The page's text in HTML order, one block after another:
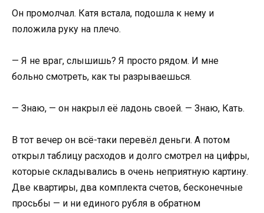
Он промолчал. Катя встала, подошла к нему и
положила руку на плечо.
— Я не враг, слышишь? Я просто рядом. И мне
больно смотреть, как ты разрываешься.
— Знаю, — он накрыл её ладонь своей. — Знаю, Кать.
В тот вечер он всё-таки перевёл деньги. А потом
открыл таблицу расходов и долго смотрел на цифры,
которые складывались в очень неприятную картину.
Две квартиры, два комплекта счетов, бесконечные
просьбы — и ни единого рубля в обратном